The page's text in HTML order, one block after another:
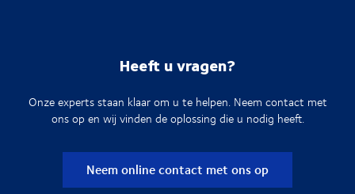
Heeft u vragen?
Onze experts staan klaar om u te helpen. Neem contact met
ons op en wij vinden de oplossing die u nodig heeft.
Neem online contact met ons op